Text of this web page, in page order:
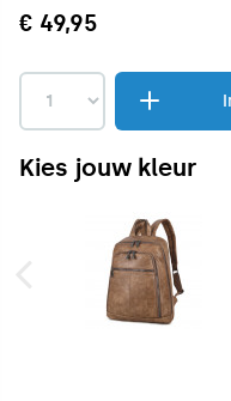
€ 49,95
Kies jouw kleur